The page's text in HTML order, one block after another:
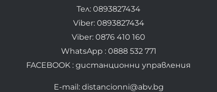
Тел: 0893827434
Viber: 0893827434
Viber: 0876 410 160
WhatsApp : 0888 532 771
FACEBOOK : дистанционни управления
E-mail: distancionni@abv.bg